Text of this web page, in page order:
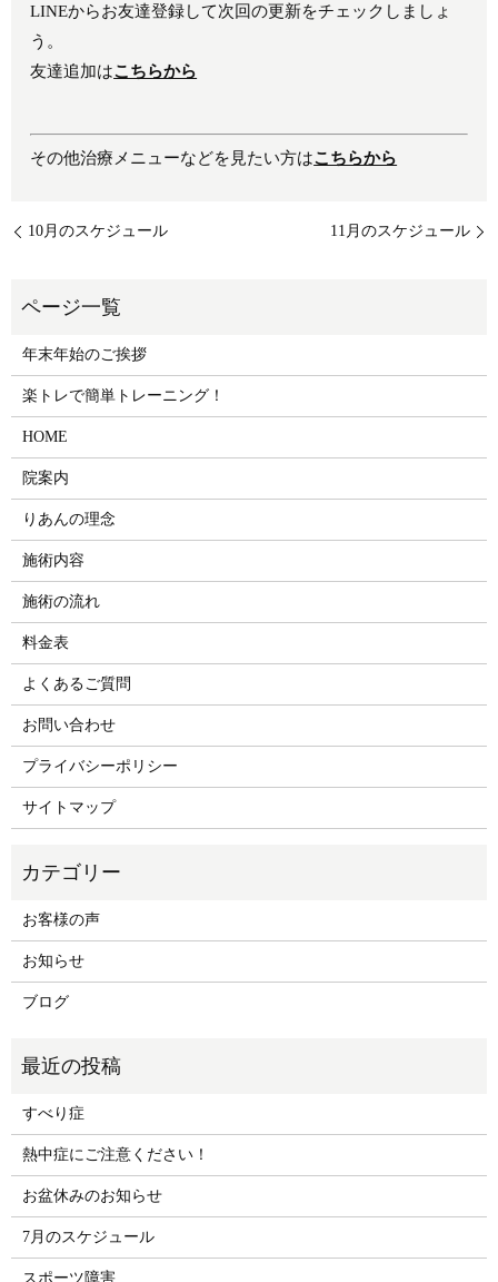
LINEからお友達登録して次回の更新をチェックしましょ
う。
友達追加はこちらから
その他治療メニューなどを見たい方はこちらから
10月のスケジュール 11月のスケジュール
年末年始のご挨拶
楽トレで簡単トレーニング！
HOME
院案内
りあんの理念
施術内容
施術の流れ
料金表
よくあるご質問
お問い合わせ
プライバシーポリシー
サイトマップ
お客様の声
お知らせ
ブログ
すべり症
熱中症にご注意ください！
お盆休みのお知らせ
7月のスケジュール
スポーツ障害